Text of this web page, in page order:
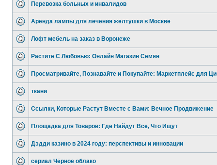
Перевозка больных и инвалидов
Аренда лампы для лечения желтушки в Москве
Лофт мебель на заказ в Воронеже
Растите С Любовью: Онлайн Магазин Семян
Просматривайте, Познавайте и Покупайте: Маркетплейс для
ткани
Ссылки, Которые Растут Вместе с Вами: Вечное Продвижение
Площадка для Товаров: Где Найдут Все, Что Ищут
Дэдди казино в 2024 году: перспективы и инновации
сериал Чёрное облако